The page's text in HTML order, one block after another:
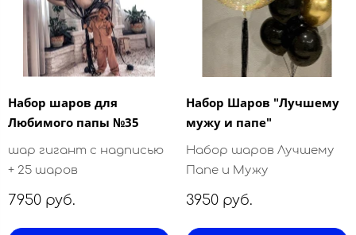
Набор шаров для
Любимого папы №35
шар гигант с надписью
+ 25 шаров
7950 руб.
Набор Шаров "Лучшему
мужу и папе"
Набор шаров Лучшему
Папе и Мужу
3950 руб.